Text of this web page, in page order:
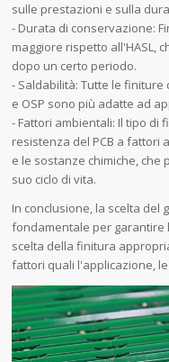
sulle prestazioni e sulla
- Durata di conservazione:
maggiore rispetto all'HASL,
dopo un certo periodo.
- Saldabilità: Tutte le
e OSP sono più adatte ad
- Fattori ambientali: Il tipo di
resistenza del PCB a fattori
e le sostanze chimiche,
suo ciclo di vita.
In conclusione, la scelta del
fondamentale per garantire
scelta della finitura
fattori quali l'applicazione,